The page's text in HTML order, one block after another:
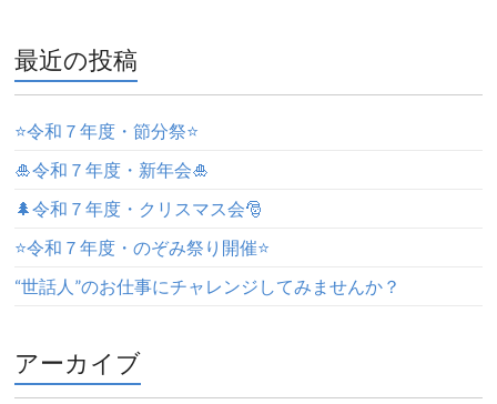
最近の投稿
⭐️令和７年度・節分祭⭐️
🎍令和７年度・新年会🎍
🌲令和７年度・クリスマス会🎅
⭐️令和７年度・のぞみ祭り開催⭐️
“世話人”のお仕事にチャレンジしてみませんか？
アーカイブ